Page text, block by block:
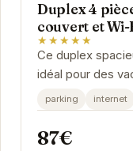
Duplex 4
couvert et Wi-
★★★★★
Ce duplex
idéal pour des
piscine, son
Fi...
parking internet
87€